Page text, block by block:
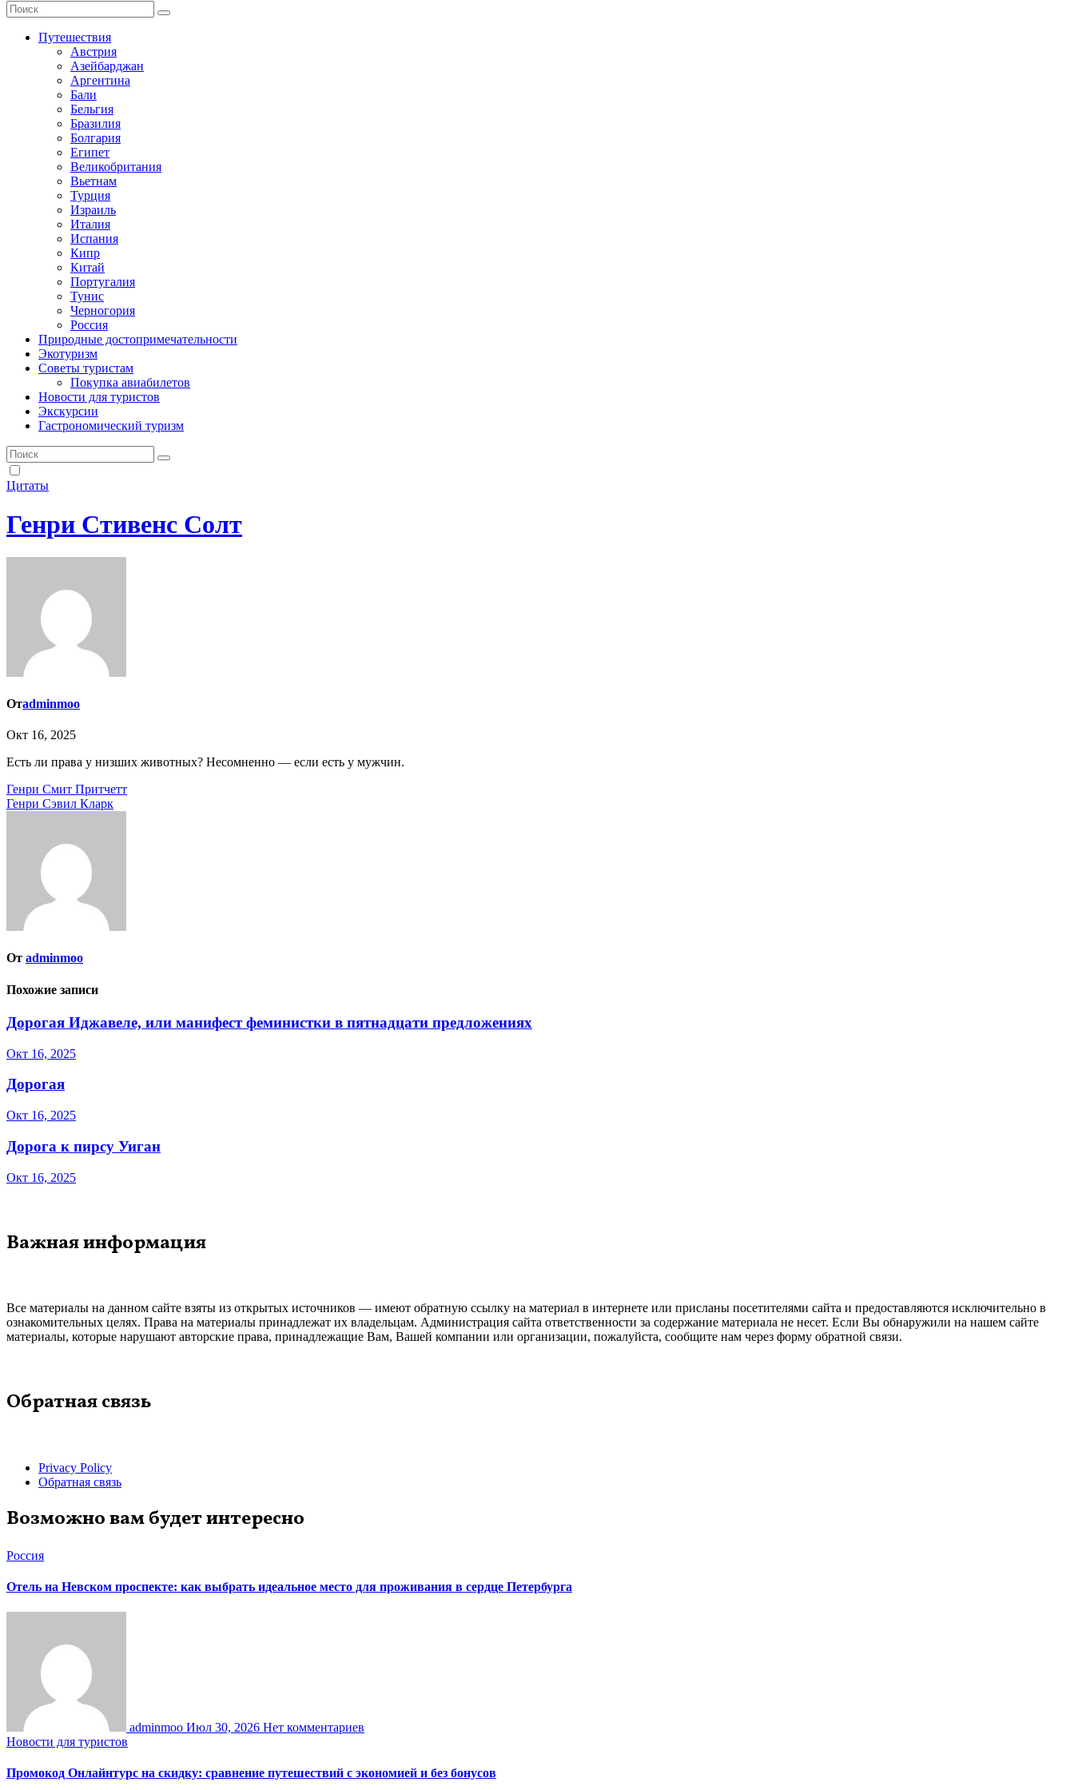
Путешествия
Австрия
Азейбарджан
Аргентина
Бали
Бельгия
Бразилия
Болгария
Египет
Великобритания
Вьетнам
Турция
Израиль
Италия
Испания
Кипр
Китай
Португалия
Тунис
Черногория
Россия
Природные достопримечательности
Экотуризм
Советы туристам
Покупка авиабилетов
Новости для туристов
Экскурсии
Гастрономический туризм
Цитаты
Генри Стивенс Солт
Отadminmoo
Окт 16, 2025
Есть ли права у низших животных? Несомненно — если есть у мужчин.
Навигация
по
Генри Смит Притчетт
Генри Сэвил Кларк
От adminmoo
Похожие записи
Дорогая Иджавеле, или манифест феминистки в пятнадцати предложениях
Окт 16, 2025
Дорогая
Окт 16, 2025
Дорога к пирсу Уиган
Окт 16, 2025
Важная информация
Все материалы на данном сайте взяты из открытых источников — имеют обратную ссылку на материал в интернете или присланы посетителями сайта и предоставляются исключительно в
ознакомительных целях. Права на материалы принадлежат их владельцам. Администрация сайта ответственности за содержание материала не несет. Если Вы обнаружили на нашем сайте
материалы, которые нарушают авторские права, принадлежащие Вам, Вашей компании или организации, пожалуйста, сообщите нам через форму обратной связи.
Обратная связь
Privacy Policy
Обратная связь
Возможно вам будет интересно
Россия
Отель на Невском проспекте: как выбрать идеальное место для проживания в сердце Петербурга
adminmoo Июл 30, 2026 Нет комментариев
Новости для туристов
Промокод Онлайнтурс на скидку: сравнение путешествий с экономией и без бонусов